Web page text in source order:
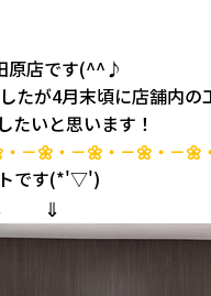
原店です(^^♪
たが4月末頃に店舗内の
たいと思います！
－🌼・－🌼・－🌼・－🌼
です(*'▽')
⇓